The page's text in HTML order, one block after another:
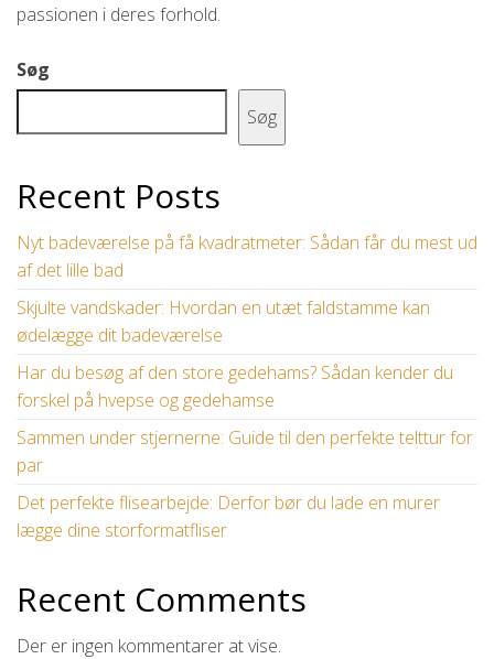
passionen i deres forhold.
Søg
Søg
Recent Posts
Nyt badeværelse på få kvadratmeter: Sådan får du mest ud
af det lille bad
Skjulte vandskader: Hvordan en utæt faldstamme kan
ødelægge dit badeværelse
Har du besøg af den store gedehams? Sådan kender du
forskel på hvepse og gedehamse
Sammen under stjernerne: Guide til den perfekte telttur for
par
Det perfekte flisearbejde: Derfor bør du lade en murer
lægge dine storformatfliser
Recent Comments
Der er ingen kommentarer at vise.